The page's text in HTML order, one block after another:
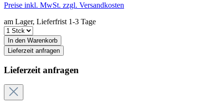
Preise inkl. MwSt. zzgl. Versandkosten
am Lager, Lieferfrist 1-3 Tage
In den Warenkorb
Lieferzeit anfragen
Lieferzeit anfragen